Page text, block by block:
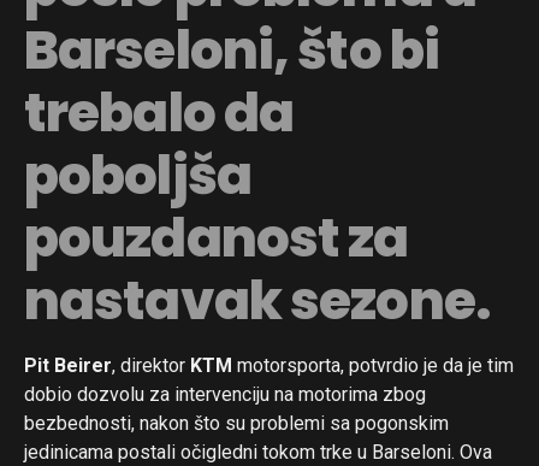
Barseloni, što bi
trebalo da
poboljša
pouzdanost za
nastavak sezone.
Pit Beirer, direktor KTM motorsporta, potvrdio je da je tim
dobio dozvolu za intervenciju na motorima zbog
bezbednosti, nakon što su problemi sa pogonskim
jedinicama postali očigledni tokom trke u Barseloni. Ova